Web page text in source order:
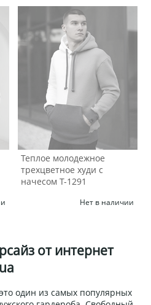
Теплое молодежное
трехцветное худи с
начесом Т-1291
Нет в наличии
от интернет
один из самых популярных